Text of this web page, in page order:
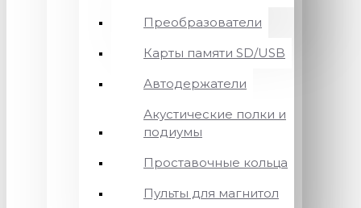
Преобразователи
Карты памяти SD/USB
Автодержатели
Акустические полки и
подиумы
Проставочные кольца
Пульты для магнитол